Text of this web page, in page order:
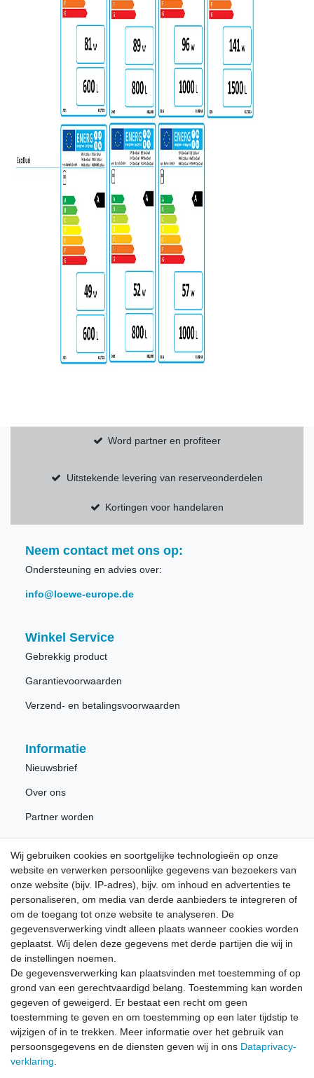
Word partner en profiteer
Uitstekende levering van reserveonderdelen
Kortingen voor handelaren
Neem contact met ons op:
Ondersteuning en advies over:
info@loewe-europe.de
Winkel Service
Gebrekkig product
Garantievoorwaarden
Verzend- en betalingsvoorwaarden
Informatie
Nieuwsbrief
Over ons
Partner worden
Nieuwsbrief
Schrijf u in voor de gratis LÖWE nieuwsbrief en mis nooit
meer nieuws of promoties.
Ceres::Template.newsletterHoneypotLabel
Hiermede bevestig ik dat ik deData­privacy­verklaringheb gelezen. Mijn
toestemming kan ik te allen tijde herroepen.**
Abonneren
Wij gebruiken cookies en soortgelijke technologieën op onze
website en verwerken persoonlijke gegevens van bezoekers van
onze website (bijv. IP-adres), bijv. om inhoud en advertenties te
personaliseren, om media van derde aanbieders te integreren of
om de toegang tot onze website te analyseren. De
gegevensverwerking vindt alleen plaats wanneer cookies worden
geplaatst. Wij delen deze gegevens met derde partijen die wij in
de instellingen noemen.
De gegevensverwerking kan plaatsvinden met toestemming of op
grond van een gerechtvaardigd belang. Toestemming kan worden
gegeven of geweigerd. Er bestaat een recht om geen
toestemming te geven en om toestemming op een later tijdstip te
wijzigen of in te trekken. Meer informatie over het gebruik van
persoonsgegevens en de diensten geven wij in ons Data­privacy­
verklaring